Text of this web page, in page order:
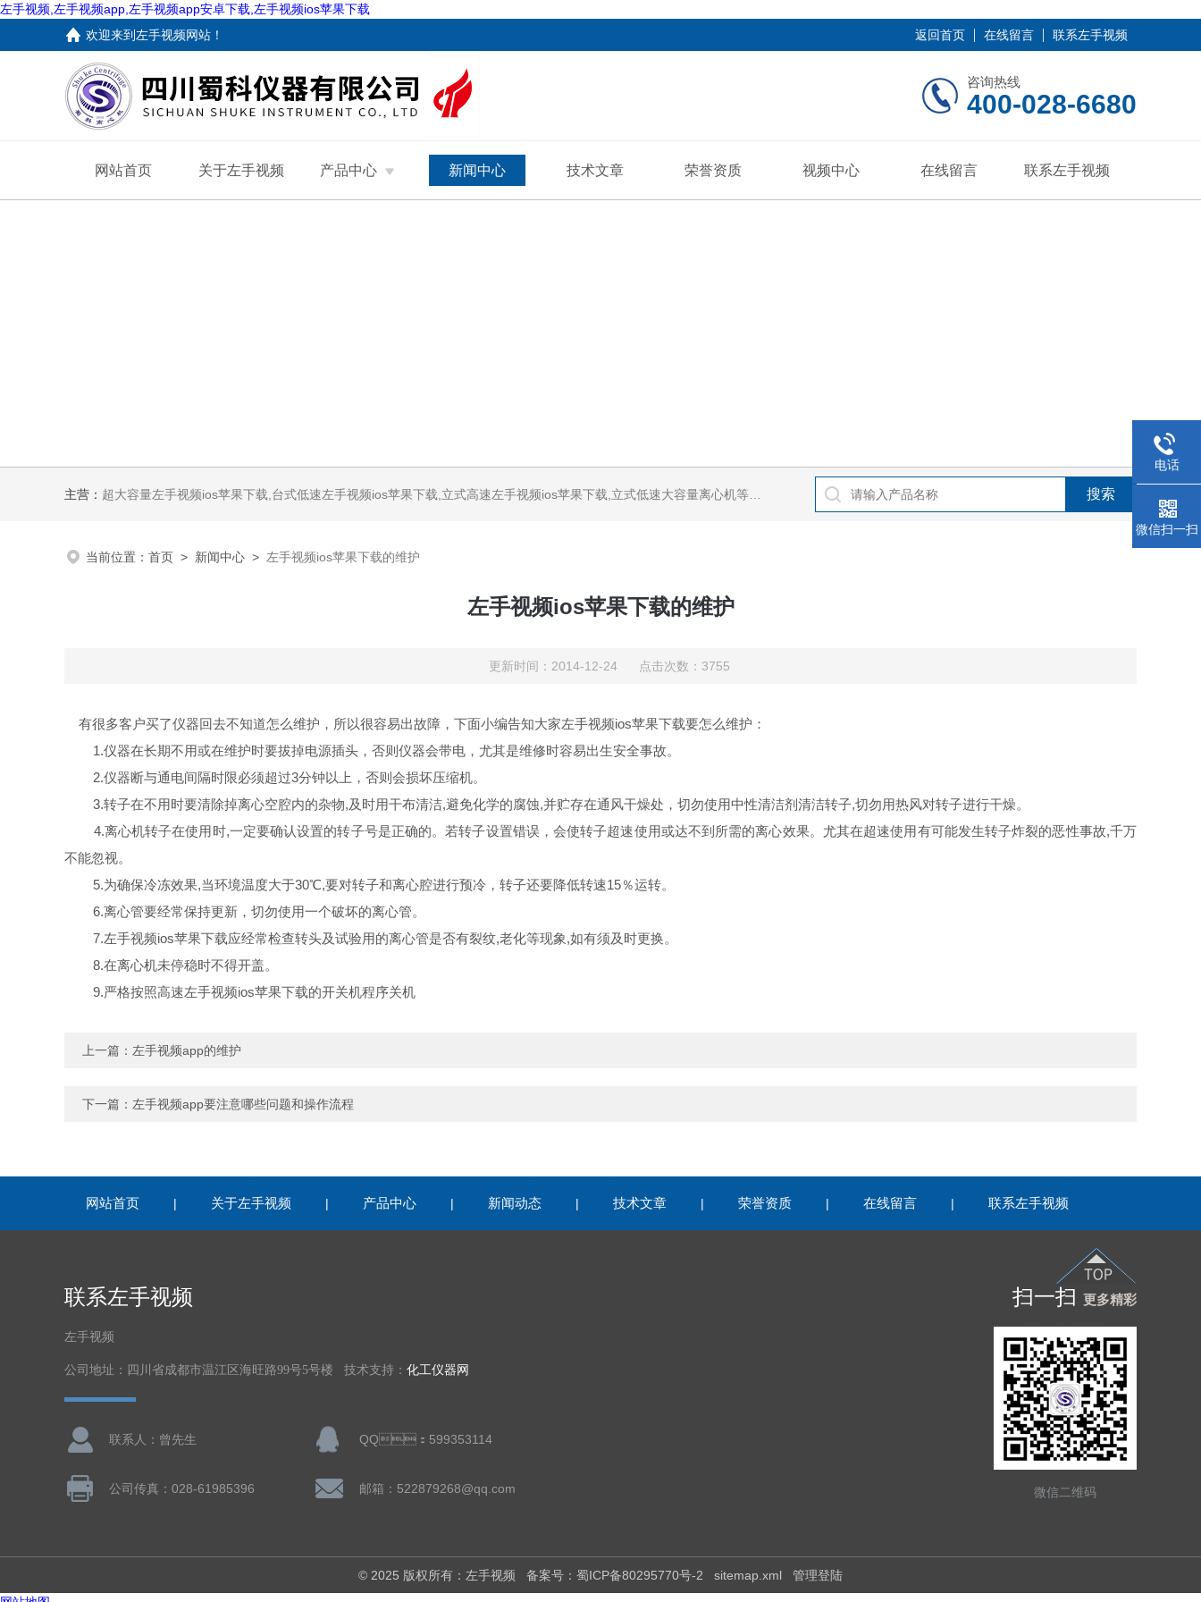
左手视频,左手视频app,左手视频app安卓下载,左手视频ios苹果下载
欢迎来到 左手视频网站 ！ 返回首页 在线留言 联系左手视频
咨询热线
400-028-6680
网站首页 关于左手视频 产品中心 新闻中心 技术文章 荣誉资质 视频中心 在线留言 联系左手视频
主营： 超大容量左手视频ios苹果下载,台式低速左手视频ios苹果下载,立式高速左手视频ios苹果下载,立式低速大容量离心机等产品
当前位置： 首页 > 新闻中心 > 左手视频ios苹果下载的维护
左手视频ios苹果下载的维护
更新时间：2014-12-24 点击次数：3755
有很多客户买了仪器回去不知道怎么维护，所以很容易出故障，下面小编告知大家左手视频ios苹果下载要怎么维护：
1.仪器在长期不用或在维护时要拔掉电源插头，否则仪器会带电，尤其是维修时容易出生安全事故。
2.仪器断与通电间隔时限必须超过3分钟以上，否则会损坏压缩机。
3.转子在不用时要清除掉离心空腔内的杂物,及时用干布清洁,避免化学的腐蚀,并贮存在通风干燥处，切勿使用中性清洁剂清洁转子,切勿用热风对转子进行干燥。
4.离心机转子在使用时,一定要确认设置的转子号是正确的。若转子设置错误，会使转子超速使用或达不到所需的离心效果。尤其在超速使用有可能发生转子炸裂的恶性事故,千万
不能忽视。
5.为确保冷冻效果,当环境温度大于30℃,要对转子和离心腔进行预冷，转子还要降低转速15％运转。
6.离心管要经常保持更新，切勿使用一个破坏的离心管。
7.左手视频ios苹果下载应经常检查转头及试验用的离心管是否有裂纹,老化等现象,如有须及时更换。
8.在离心机未停稳时不得开盖。
9.严格按照高速左手视频ios苹果下载的开关机程序关机
上一篇： 左手视频app的维护
下一篇： 左手视频app要注意哪些问题和操作流程
网站首页 | 关于左手视频 | 产品中心 | 新闻动态 | 技术文章 | 荣誉资质 | 在线留言 | 联系左手视频
联系左手视频
左手视频
公司地址：四川省成都市温江区海旺路99号5号楼 技术支持： 化工仪器网
联系人：曾先生 QQ：599353114
公司传真：028-61985396 邮箱：522879268@qq.com
扫一扫 更多精彩
微信二维码
© 2025 版权所有：左手视频 备案号：蜀ICP备80295770号-2 sitemap.xml 管理登陆
电话
微信扫一扫